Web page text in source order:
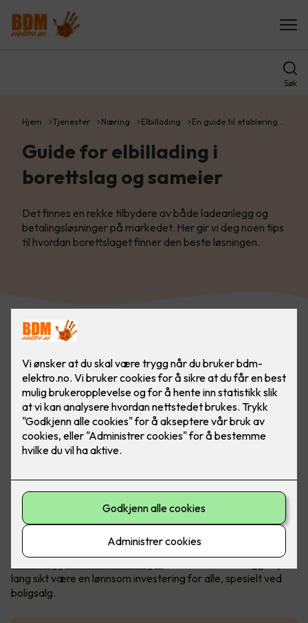
Søk
Hjem Tjenester Næring Elbillading En guide til etablering…
Guide for elbillading i
borettslag og sameier
Det finnes en rekke tilbydere av både ladeanlegg og
betalingsløsninger på markedet. Her gir vi deg noen tips
til hvordan borettslaget finner den beste løsningen.
Mange borettslag og sameier er i gang med å etablere
ladeanlegg for elbiler. Flere har til nå gitt beboere tillatelse til
å installere ladere til eget bruk, men etter hvert som stadig
flere kjører elbil, vil det være helt nødvendig å ha ett
lang sikt være en lønnsom investering for alle, spesielt ved
boligsalg.